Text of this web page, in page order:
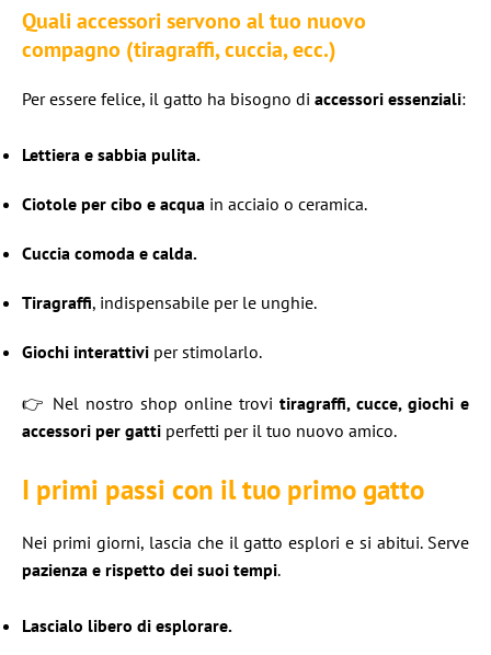
Quali accessori servono al tuo nuovo
compagno (tiragraffi, cuccia, ecc.)
Per essere felice, il gatto ha bisogno di accessori essenziali:
Lettiera e sabbia pulita.
Ciotole per cibo e acqua in acciaio o ceramica.
Cuccia comoda e calda.
Tiragraffi, indispensabile per le unghie.
Giochi interattivi per stimolarlo.
👉 Nel nostro shop online trovi tiragraffi, cucce, giochi e
accessori per gatti perfetti per il tuo nuovo amico.
I primi passi con il tuo primo gatto
Nei primi giorni, lascia che il gatto esplori e si abitui. Serve
pazienza e rispetto dei suoi tempi.
Lascialo libero di esplorare.